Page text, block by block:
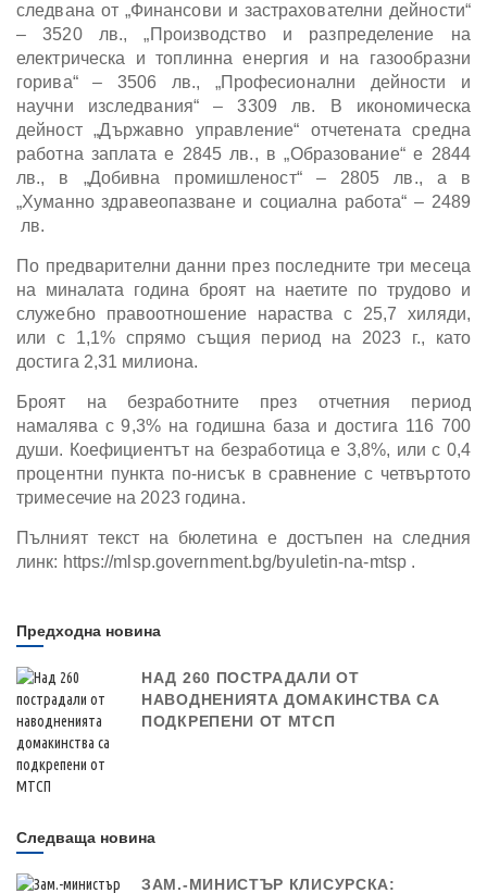
следвана от „Финансови и застрахователни дейности“
– 3520 лв., „Производство и разпределение на
електрическа и топлинна енергия и на газообразни
горива“ – 3506 лв., „Професионални дейности и
научни изследвания“ – 3309 лв. В икономическа
дейност „Държавно управление“ отчетената средна
работна заплата е 2845 лв., в „Образование“ е 2844
лв., в „Добивна промишленост“ – 2805 лв., а в
„Хуманно здравеопазване и социална работа“ – 2489
лв.
По предварителни данни през последните три месеца
на миналата година броят на наетите по трудово и
служебно правоотношение нараства с 25,7 хиляди,
или с 1,1% спрямо същия период на 2023 г., като
достига 2,31 милиона.
Броят на безработните през отчетния период
намалява с 9,3% на годишна база и достига 116 700
души. Коефициентът на безработица е 3,8%, или с 0,4
процентни пункта по-нисък в сравнение с четвъртото
тримесечие на 2023 година.
Пълният текст на бюлетина е достъпен на следния
линк: https://mlsp.government.bg/byuletin-na-mtsp .
Предходна новина
НАД 260 ПОСТРАДАЛИ ОТ
НАВОДНЕНИЯТА ДОМАКИНСТВА СА
ПОДКРЕПЕНИ ОТ МТСП
Следваща новина
ЗАМ.-МИНИСТЪР КЛИСУРСКА: